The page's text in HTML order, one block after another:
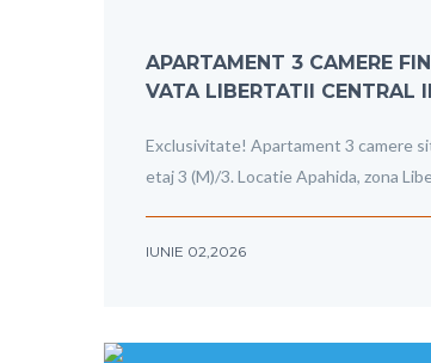
APARTAMENT 3 CAMERE
VATA LIBERTATII CENTRAL
Exclusivitate! Apartament 3 camere
etaj 3 (M)/3. Locatie Apahida, zona
IUNIE 02,2026